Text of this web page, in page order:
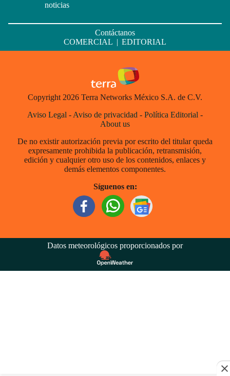
noticias
Contáctanos
COMERCIAL | EDITORIAL
Copyright 2026 Terra Networks México S.A. de C.V.
Aviso Legal - Aviso de privacidad - Política Editorial -
About us
De no existir autorización previa por escrito del titular queda
expresamente prohibida la publicación, retransmisión,
edición y cualquier otro uso de los contenidos, enlaces y
demás elementos componentes.
Síguenos en:
Datos meteorológicos proporcionados por